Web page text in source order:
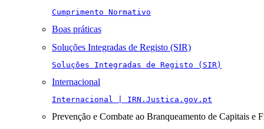
Cumprimento Normativo
Boas práticas
Soluções Integradas de Registo (SIR)
Soluções Integradas de Registo (SIR)
Internacional
Internacional | IRN.Justica.gov.pt
Prevenção e Combate ao Branqueamento de Capitais e